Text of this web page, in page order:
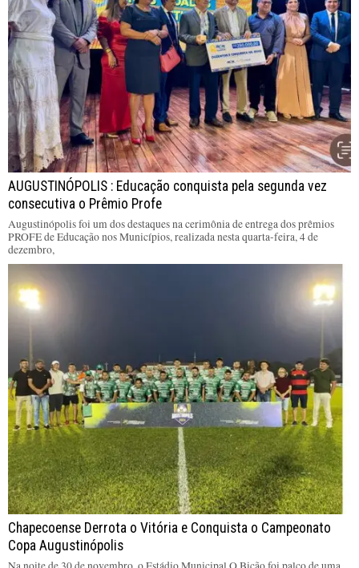
AUGUSTINÓPOLIS : Educação conquista pela segunda vez
consecutiva o Prêmio Profe
Augustinópolis foi um dos destaques na cerimônia de entrega dos prêmios
PROFE de Educação nos Municípios, realizada nesta quarta-feira, 4 de
dezembro,
Chapecoense Derrota o Vitória e Conquista o Campeonato
Copa Augustinópolis